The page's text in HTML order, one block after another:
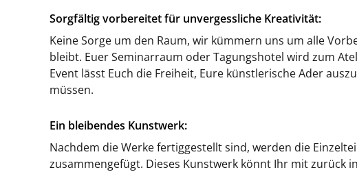
Sorgfältig vorbereitet für unvergessliche Kreativität:
Keine Sorge um den Raum, wir kümmern uns um alle
bleibt. Euer Seminarraum oder Tagungshotel wird zum
Event lässt Euch die Freiheit, Eure künstlerische Ader
müssen.
Ein bleibendes Kunstwerk:
Nachdem die Werke fertiggestellt sind, werden die
zusammengefügt. Dieses Kunstwerk könnt Ihr mit zurück